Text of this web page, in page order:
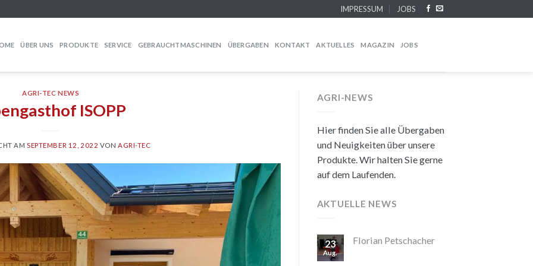
IMPRESSUM JOBS
ÜBER UNS PRODUKTE SERVICE GEBRAUCHTMASCHINEN ÜBERGABEN KONTAKT AKTUELLES MAGAZIN JOBS
AGRI-TEC NEWS
ISOPP
AMSEPTEMBER 12, 2022 VONAGRI-TEC
AGRI-NEWS
Hier finden Sie alle Übergaben
und Neuigkeiten über unsere
Produkte. Wir halten Sie gerne
auf dem Laufenden.
AKTUELLE NEWS
23
Aug.
Florian Petschacher